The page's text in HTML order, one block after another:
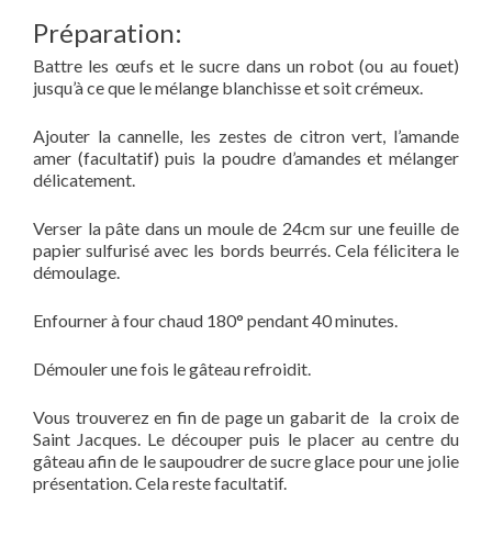
Préparation:
Battre les œufs et le sucre dans un robot (ou au fouet)
jusqu’à ce que le mélange blanchisse et soit crémeux.
Ajouter la cannelle, les zestes de citron vert, l’amande
amer (facultatif) puis la poudre d’amandes et mélanger
délicatement.
Verser la pâte dans un moule de 24cm sur une feuille de
papier sulfurisé avec les bords beurrés. Cela félicitera le
démoulage.
Enfourner à four chaud 180° pendant 40 minutes.
Démouler une fois le gâteau refroidit.
Vous trouverez en fin de page un gabarit de la croix de
Saint Jacques. Le découper puis le placer au centre du
gâteau afin de le saupoudrer de sucre glace pour une jolie
présentation. Cela reste facultatif.